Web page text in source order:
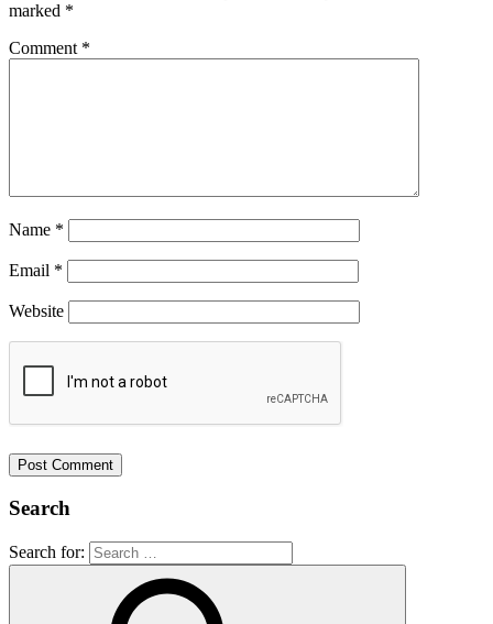
marked *
Comment *
Name *
Email *
Website
Search
Search for: